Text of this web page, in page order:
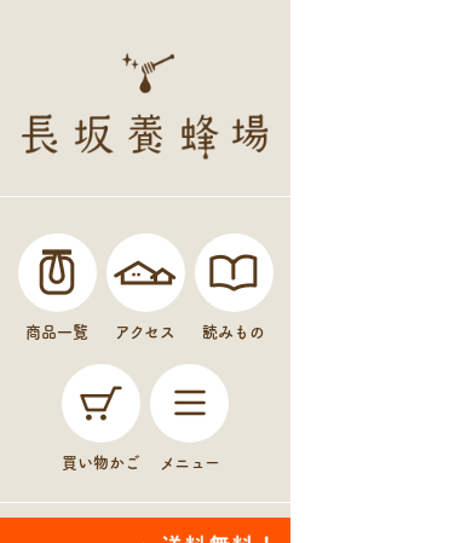
商品一覧 アクセス 読みもの
買い物かご メニュー